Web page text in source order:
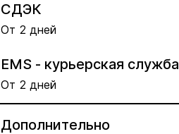
СДЭК
От 2 дней
EMS - курьерская служба
От 2 дней
Дополнительно